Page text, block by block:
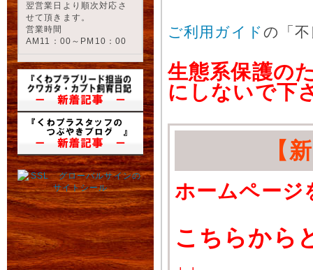
翌営業日より順次対応さ
せて頂きます。
営業時間
AM11：00～PM10：00
ご利用ガイドの「
生態系保護の
にしないで下
【
ホームページ
こちらから